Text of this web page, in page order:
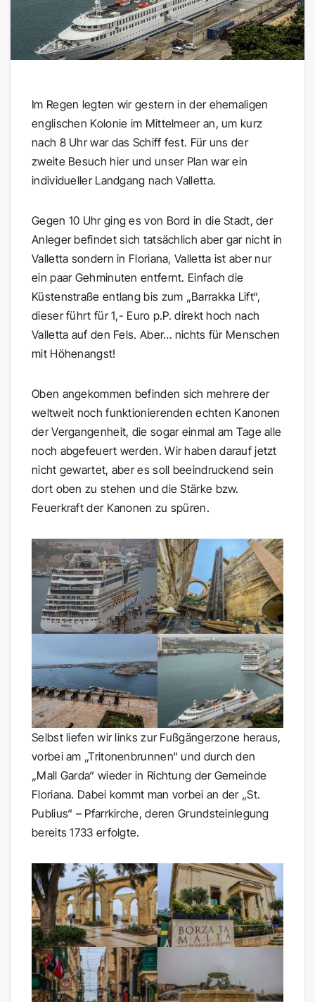
Im Regen legten wir gestern in der ehemaligen
englischen Kolonie im Mittelmeer an, um kurz
nach 8 Uhr war das Schiff fest. Für uns der
zweite Besuch hier und unser Plan war ein
individueller Landgang nach Valletta.
Gegen 10 Uhr ging es von Bord in die Stadt, der
Anleger befindet sich tatsächlich aber gar nicht in
Valletta sondern in Floriana, Valletta ist aber nur
ein paar Gehminuten entfernt. Einfach die
Küstenstraße entlang bis zum „Barrakka Lift“,
dieser führt für 1,- Euro p.P. direkt hoch nach
Valletta auf den Fels. Aber… nichts für Menschen
mit Höhenangst!
Oben angekommen befinden sich mehrere der
weltweit noch funktionierenden echten Kanonen
der Vergangenheit, die sogar einmal am Tage alle
noch abgefeuert werden. Wir haben darauf jetzt
nicht gewartet, aber es soll beeindruckend sein
dort oben zu stehen und die Stärke bzw.
Feuerkraft der Kanonen zu spüren.
Selbst liefen wir links zur Fußgängerzone heraus,
vorbei am „Tritonenbrunnen“ und durch den
„Mall Garda“ wieder in Richtung der Gemeinde
Floriana. Dabei kommt man vorbei an der „St.
Publius“ – Pfarrkirche, deren Grundsteinlegung
bereits 1733 erfolgte.